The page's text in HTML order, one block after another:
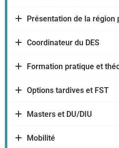
Présentation de la région
Coordinateur du DES
Formation pratique et
Options tardives et FST
Masters et DU/DIU
Mobilité